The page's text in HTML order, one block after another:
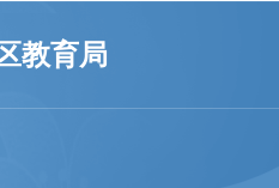
教育局